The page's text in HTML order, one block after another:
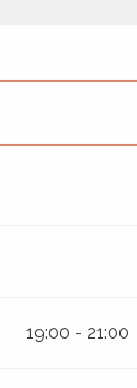
19:00 - 21:00